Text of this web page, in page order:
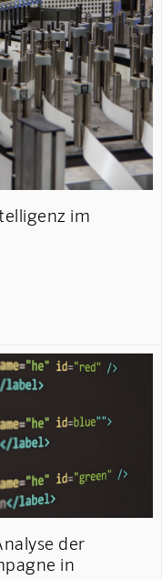
im
der
in